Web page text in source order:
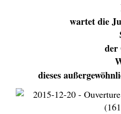
wartet die
der
dieses